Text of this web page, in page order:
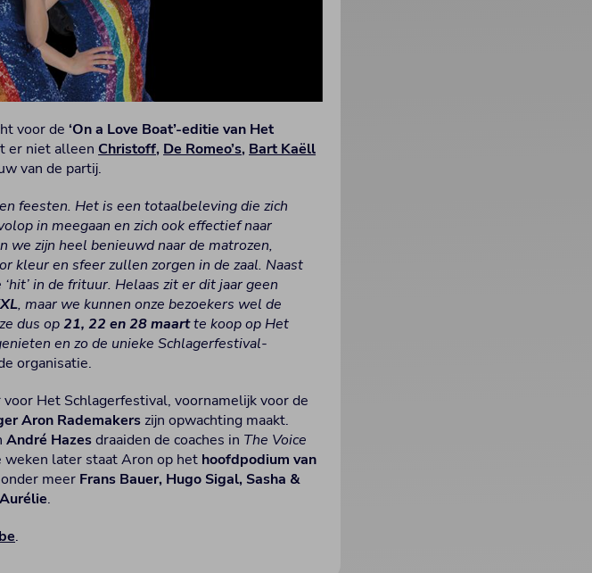
voor de‘On a Love Boat’-editie van Het
er niet alleen Christoff, De Romeo’s, Bart Kaëll
van de partij.
feesten. Het is een totaalbeleving die zich
in meegaan en zich ook effectief naar
we zijn heel benieuwd naar de matrozen,
kleur en sfeer zullen zorgen in de zaal. Naast
in de frituur. Helaas zit er dit jaar geen
, maar we kunnen onze bezoekers wel de
dus op21, 22 en 28 maartte koop op Het
en zo de unieke Schlagerfestival-
organisatie.
Het Schlagerfestival, voornamelijk voor de
Aron Rademakers zijn opwachting maakt.
André Hazesdraaiden de coaches in The Voice
later staat Aron op het hoofdpodium van
meer Frans Bauer, Hugo Sigal, Sasha &
.
.